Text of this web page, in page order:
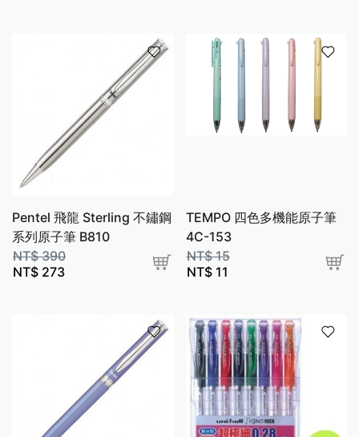
Pentel 飛龍 Sterling 不鏽鋼
系列原子筆 B810
NT$390
NT$ 273
TEMPO 四色多機能原子筆
4C-153
NT$15
NT$11